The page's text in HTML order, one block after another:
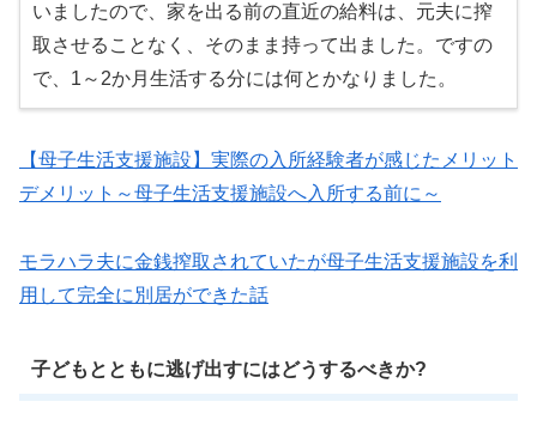
いましたので、家を出る前の直近の給料は、元夫に搾
取させることなく、そのまま持って出ました。ですの
で、1～2か月生活する分には何とかなりました。
【母子生活支援施設】実際の入所経験者が感じたメリット
デメリット～母子生活支援施設へ入所する前に～
モラハラ夫に金銭搾取されていたが母子生活支援施設を利
用して完全に別居ができた話
子どもとともに逃げ出すにはどうするべきか?